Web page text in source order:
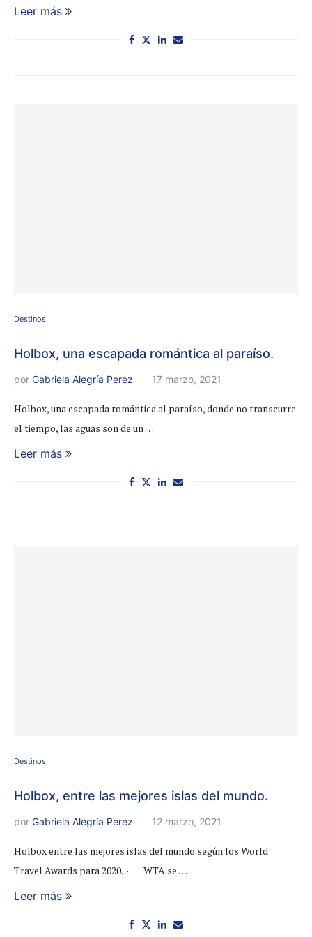
Leer más
Destinos
Holbox, una escapada romántica al paraíso.
por Gabriela Alegría Perez 17 marzo, 2021
Holbox, una escapada romántica al paraíso, donde no transcurre
el tiempo, las aguas son de un …
Leer más
Destinos
Holbox, entre las mejores islas del mundo.
por Gabriela Alegría Perez 12 marzo, 2021
Holbox entre las mejores islas del mundo según los World
Travel Awards para 2020. · WTA se …
Leer más